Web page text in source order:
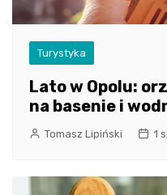
Turystyka
Lato w Opolu:
na basenie i
Tomasz Lipiński 1